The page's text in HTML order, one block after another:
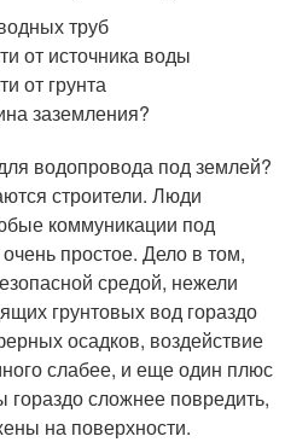
труб
от источника воды
от грунта
заземления?
водопровода под землей?
строители. Люди
коммуникации под
простое. Дело в том,
средой, нежели
грунтовых вод гораздо
осадков, воздействие
слабее, и еще один плюс
сложнее повредить,
на поверхности.